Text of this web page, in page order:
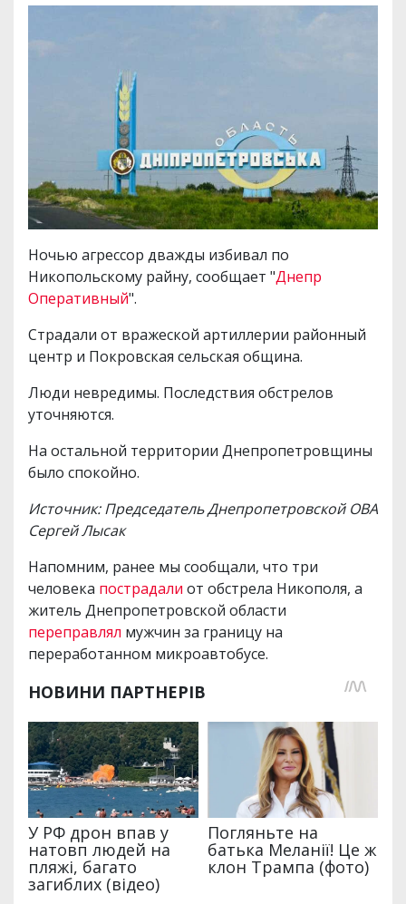
Ночью агрессор дважды избивал по
Никопольскому райну, сообщает "Днепр
Оперативный".
Страдали от вражеской артиллерии районный
центр и Покровская сельская община.
Люди невредимы. Последствия обстрелов
уточняются.
На остальной территории Днепропетровщины
было спокойно.
Источник: Председатель Днепропетровской ОВА
Сергей Лысак
Напомним, ранее мы сообщали, что три
человека пострадали от обстрела Никополя, а
житель Днепропетровской области
переправлял мужчин за границу на
переработанном микроавтобусе.